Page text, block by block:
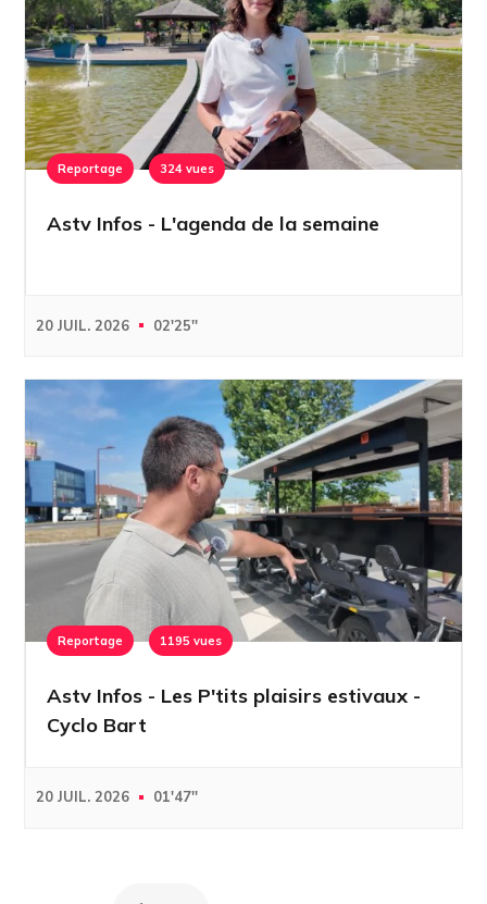
Reportage 324 vues
Astv Infos - L'agenda de la semaine
20 JUIL. 2026 02'25''
Reportage 1195 vues
Astv Infos - Les P'tits plaisirs estivaux -
Cyclo Bart
20 JUIL. 2026 01'47''